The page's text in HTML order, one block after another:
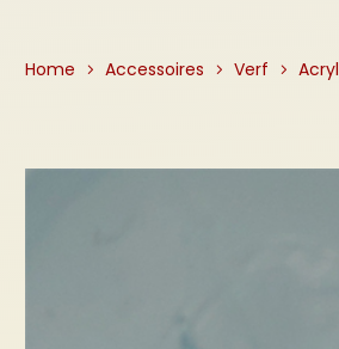
Home Accessoires Verf Acryl